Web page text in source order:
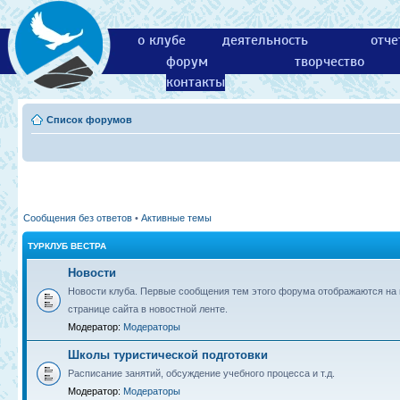
о клубе деятельность
форум
творчество
контакты
Список форумов
Сообщения без ответов • Активные темы
ТУРКЛУБ ВЕСТРА
Новости
Новости клуба. Первые сообщения тем этого форума отображаются на
странице сайта в новостной ленте.
Модератор: Модераторы
Школы туристической подготовки
Расписание занятий, обсуждение учебного процесса и т.д.
Модератор: Модераторы